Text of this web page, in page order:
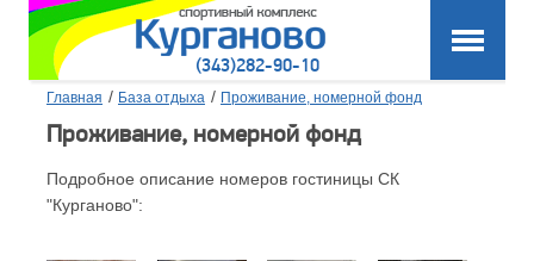
(343)282-90-10
Главная / База отдыха / Проживание, номерной фонд
Проживание, номерной фонд
Подробное описание номеров гостиницы СК
"Курганово":